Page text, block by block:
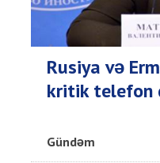
Rusiya və
kritik telefon
Gündəm